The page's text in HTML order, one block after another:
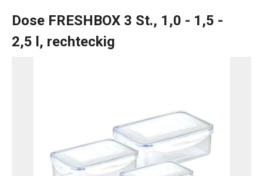
Dose FRESHBOX 3 St., 1,0 - 1,5 -
2,5 l, rechteckig